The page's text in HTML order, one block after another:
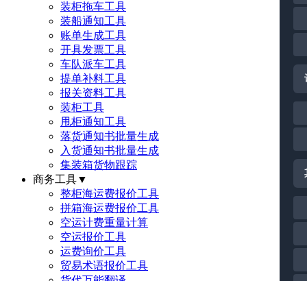
装柜拖车工具
装船通知工具
账单生成工具
开具发票工具
车队派车工具
提单补料工具
报关资料工具
装柜工具
甩柜通知工具
落货通知书批量生成
入货通知书批量生成
集装箱货物跟踪
商务工具▼
整柜海运费报价工具
拼箱海运费报价工具
空运计费重量计算
空运报价工具
运费询价工具
贸易术语报价工具